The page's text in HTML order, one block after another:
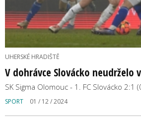
UHERSKÉ HRADIŠTĚ
V dohrávce Slovácko neudrželo
SK Sigma Olomouc - 1. FC Slovácko 2:1
SPORT 01 / 12 / 2024